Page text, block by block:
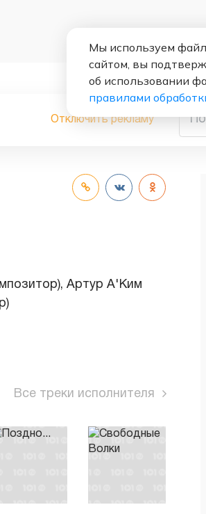
Отключить рекламу
Артур А'Ким
Все треки исполнителя
Мы используем
сайтом, вы
об использовании
правилами